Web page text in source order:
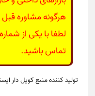
هرگونه مشاوره قبل
لطفا با یکی از
تماس باشید.
تولید کننده منبع کویل دار